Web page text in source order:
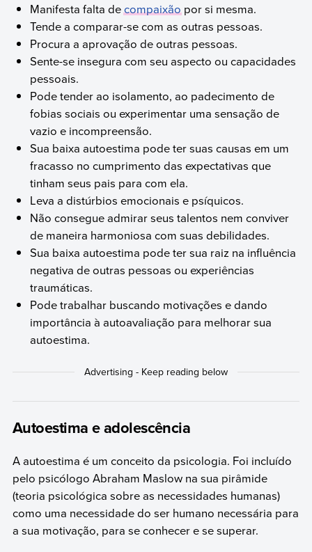
Manifesta falta decompaixãopor si mesma.
Tende a comparar-se com as outras pessoas.
Procura a aprovação de outras pessoas.
Sente-se insegura com seu aspecto ou capacidades
pessoais.
Pode tender ao isolamento, ao padecimento de
fobias sociais ou experimentar uma sensação de
vazio e incompreensão.
Sua baixa autoestima pode ter suas causas em um
fracasso no cumprimento das expectativas que
tinham seus pais para com ela.
Leva a distúrbios emocionais e psíquicos.
Não consegue admirar seus talentos nem conviver
de maneira harmoniosa com suas debilidades.
Sua baixa autoestima pode ter sua raiz na influência
negativa de outras pessoas ou experiências
traumáticas.
Pode trabalhar buscando motivações e dando
importância à autoavaliação para melhorar sua
autoestima.
Autoestima e adolescência
A autoestima é um conceito da psicologia. Foi incluído
pelo psicólogo Abraham Maslow na sua pirâmide
(teoria psicológica sobre as necessidades humanas)
como uma necessidade do ser humano necessária para
a sua motivação, para se conhecer e se superar.